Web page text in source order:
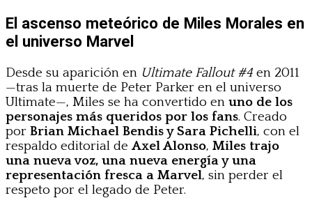
El ascenso meteórico de Miles Morales en
el universo Marvel
Desde su aparición en Ultimate Fallout #4en 2011
—tras la muerte de Peter Parker en el universo
Ultimate—, Miles se ha convertido en uno de los
personajes más queridos por los fans. Creado
por Brian Michael Bendis y Sara Pichelli, con el
respaldo editorial de Axel Alonso, Miles trajo
una nueva voz, una nueva energía y una
representación fresca a Marvel, sin perder el
respeto por el legado de Peter.